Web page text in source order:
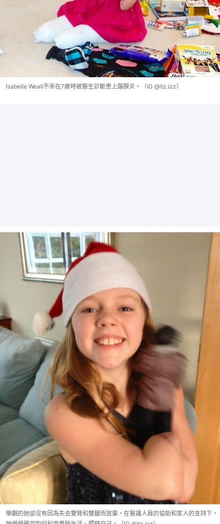
Isabelle Weall不幸在7歲時被醫生診斷患上腦膜炎。（IG @itz.izz）
樂觀的她卻沒有因為失去雙臂和雙腿而放棄，在醫護人員的協助和家人的支持下，